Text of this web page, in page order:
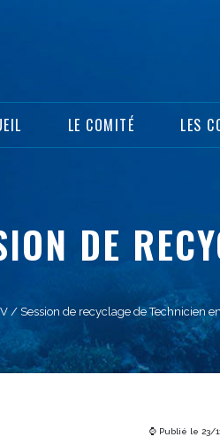
LE COMITÉ LES
DE
/ Session de recyclage de Technicien
⌚ Publié le 23/